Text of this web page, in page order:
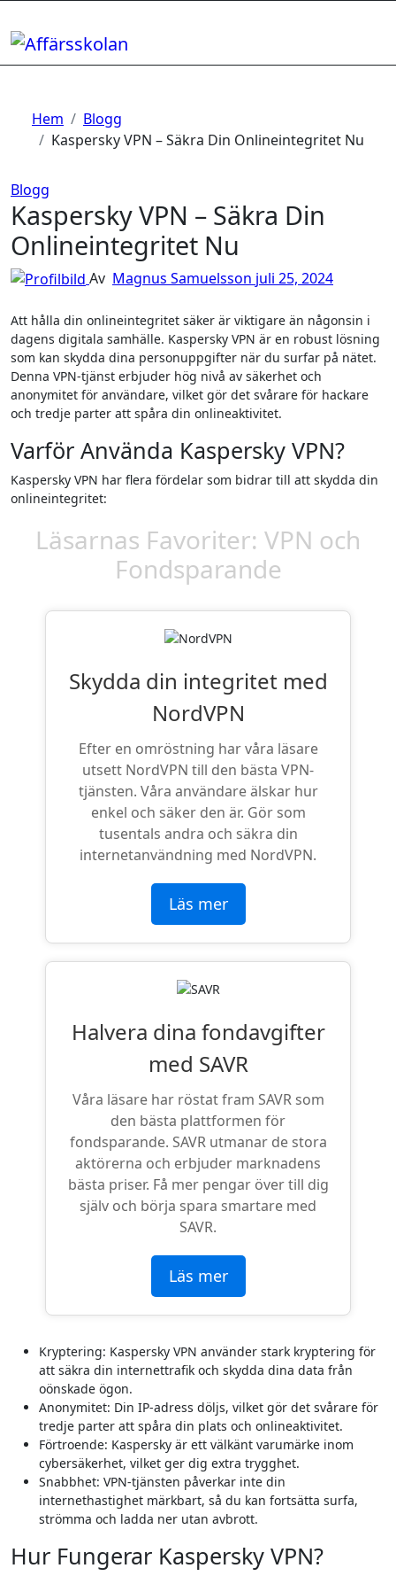
till
innehåll
Hem
Blogg
Kaspersky VPN – Säkra Din Onlineintegritet Nu
Blogg
Kaspersky VPN – Säkra Din
Onlineintegritet Nu
Av Magnus Samuelsson juli 25, 2024
Att hålla din onlineintegritet säker är viktigare än någonsin i
dagens digitala samhälle. Kaspersky VPN är en robust lösning
som kan skydda dina personuppgifter när du surfar på nätet.
Denna VPN-tjänst erbjuder hög nivå av säkerhet och
anonymitet för användare, vilket gör det svårare för hackare
och tredje parter att spåra din onlineaktivitet.
Varför Använda Kaspersky VPN?
Kaspersky VPN har flera fördelar som bidrar till att skydda din
onlineintegritet:
Läsarnas Favoriter: VPN och
Fondsparande
Skydda din integritet med
NordVPN
Efter en omröstning har våra läsare
utsett NordVPN till den bästa VPN-
tjänsten. Våra användare älskar hur
enkel och säker den är. Gör som
tusentals andra och säkra din
internetanvändning med NordVPN.
Läs mer
Halvera dina fondavgifter
med SAVR
Våra läsare har röstat fram SAVR som
den bästa plattformen för
fondsparande. SAVR utmanar de stora
aktörerna och erbjuder marknadens
bästa priser. Få mer pengar över till dig
själv och börja spara smartare med
SAVR.
Läs mer
Kryptering: Kaspersky VPN använder stark kryptering för
att säkra din internettrafik och skydda dina data från
oönskade ögon.
Anonymitet: Din IP-adress döljs, vilket gör det svårare för
tredje parter att spåra din plats och onlineaktivitet.
Förtroende: Kaspersky är ett välkänt varumärke inom
cybersäkerhet, vilket ger dig extra trygghet.
Snabbhet: VPN-tjänsten påverkar inte din
internethastighet märkbart, så du kan fortsätta surfa,
strömma och ladda ner utan avbrott.
Hur Fungerar Kaspersky VPN?